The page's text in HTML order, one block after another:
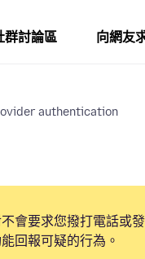
群討論區 向網友
authentication
會要求您撥打電話或
回報可疑的行為。